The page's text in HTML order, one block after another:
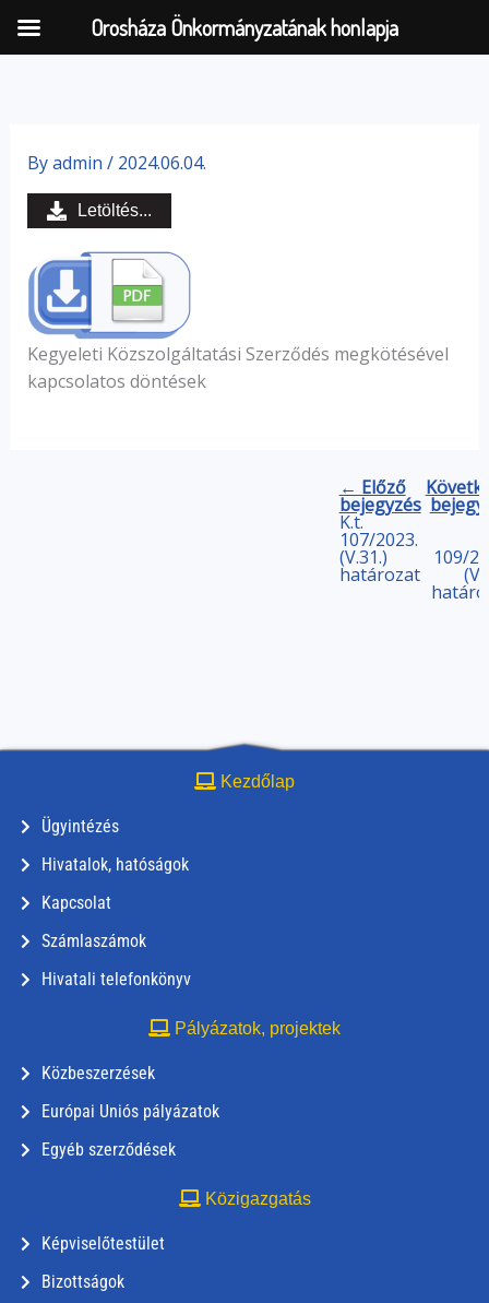
content
Byadmin / 2024.06.04.
Kegyeleti Közszolgáltatási Szerződés megkötésével
kapcsolatos döntések
Letöltés...
← Előző
bejegyzés
K.t.
107/2023.
(V.31.)
határozat
109/
Kezdőlap
Ügyintézés
Hivatalok, hatóságok
Kapcsolat
Számlaszámok
Hivatali telefonkönyv
Pályázatok, projektek
Közbeszerzések
Európai Uniós pályázatok
Egyéb szerződések
Közigazgatás
Képviselőtestület
Bizottságok
Orosháza Önkormányzatának honlapja